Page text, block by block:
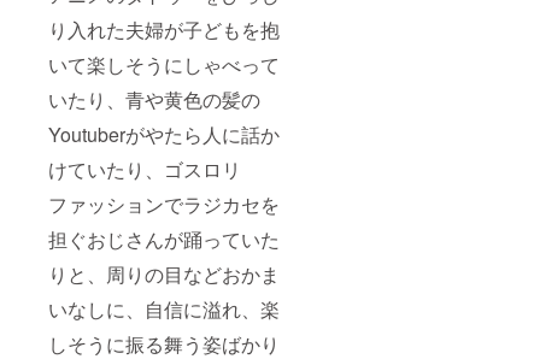
り入れた夫婦が子どもを抱
いて楽しそうにしゃべって
いたり、青や黄色の髪の
Youtuberがやたら人に話か
けていたり、ゴスロリ
ファッションでラジカセを
担ぐおじさんが踊っていた
りと、周りの目などおかま
いなしに、自信に溢れ、楽
しそうに振る舞う姿ばかり